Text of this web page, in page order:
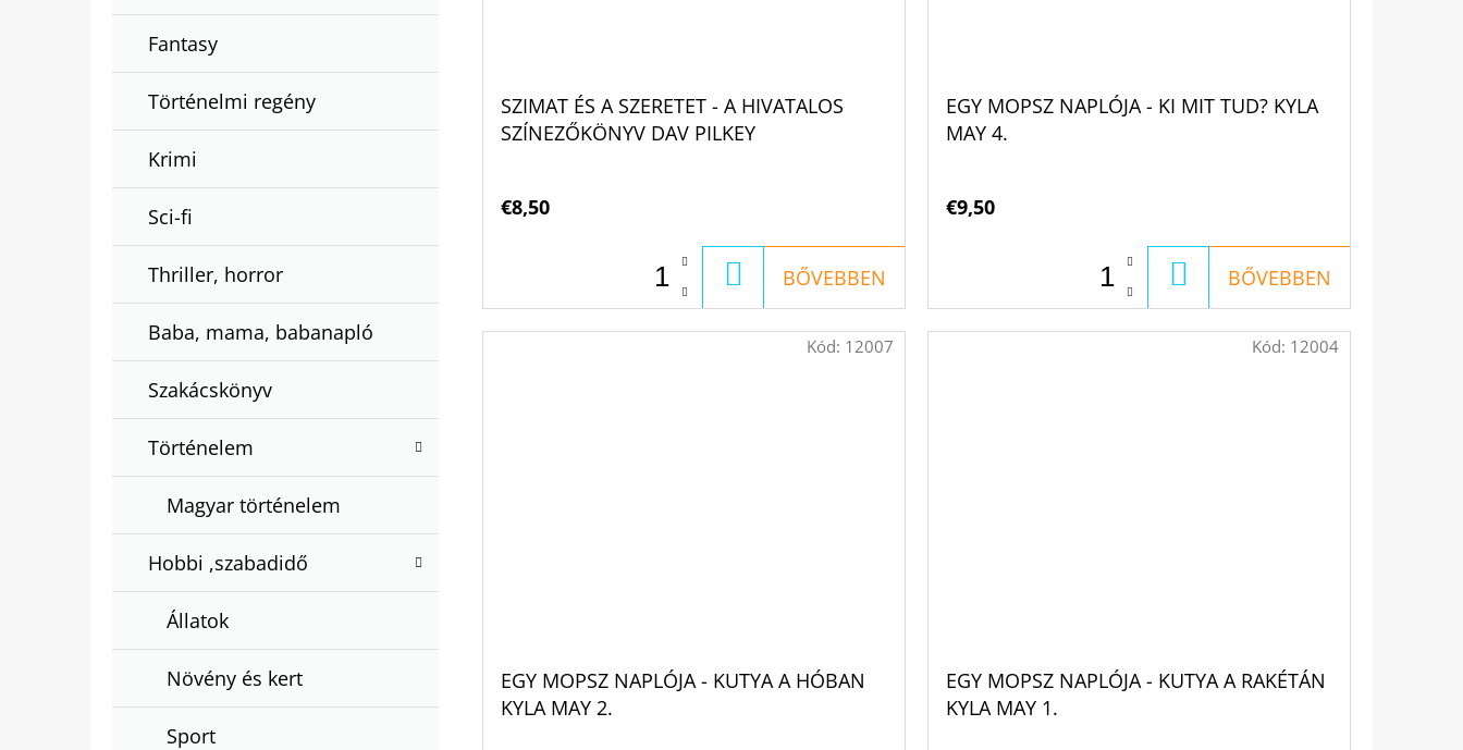
Fantasy
Történelmi regény
Krimi
Sci-fi
Thriller, horror
Baba, mama, babanapló
Szakácskönyv
Történelem
Magyar történelem
Hobbi ,szabadidő
Állatok
Növény és kert
Sport
SZIMAT ÉS A SZERETET - A HIVATALOS
SZÍNEZŐKÖNYV DAV PILKEY
€8,50
KOSÁRBA
BŐVEBBEN
EGY MOPSZ NAPLÓJA - KI MIT TUD? KYLA
MAY 4.
€9,50
KOSÁRBA
BŐVEBBEN
EGY MOPSZ NAPLÓJA - KUTYA A HÓBAN
KYLA MAY 2.
Kód: 12007
EGY MOPSZ NAPLÓJA - KUTYA A RAKÉTÁN
KYLA MAY 1.
Kód: 12004